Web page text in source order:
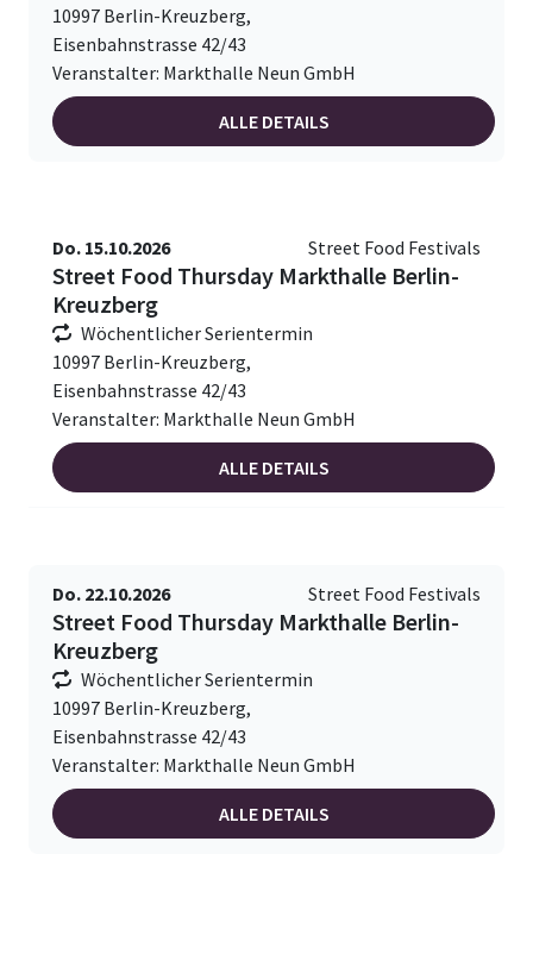
10997 Berlin-Kreuzberg,
Eisenbahnstrasse 42/43
Veranstalter: Markthalle Neun GmbH
ALLE DETAILS
Do. 15.10.2026 Street Food Festivals
Street Food Thursday Markthalle Berlin-
Kreuzberg
Wöchentlicher Serientermin
10997 Berlin-Kreuzberg,
Eisenbahnstrasse 42/43
Veranstalter: Markthalle Neun GmbH
ALLE DETAILS
Do. 22.10.2026 Street Food Festivals
Street Food Thursday Markthalle Berlin-
Kreuzberg
Wöchentlicher Serientermin
10997 Berlin-Kreuzberg,
Eisenbahnstrasse 42/43
Veranstalter: Markthalle Neun GmbH
ALLE DETAILS